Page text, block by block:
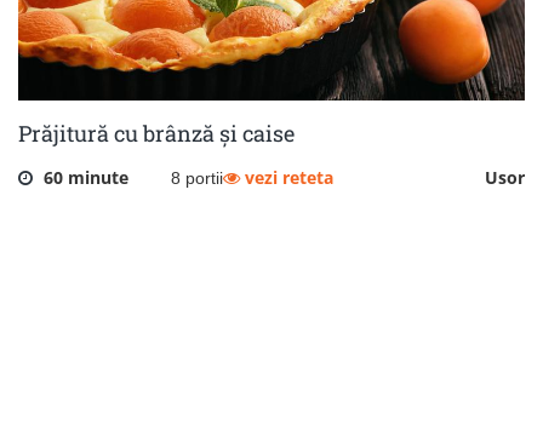
Prăjitură cu brânză și caise
60 minute 8 portii Usor
vezi reteta